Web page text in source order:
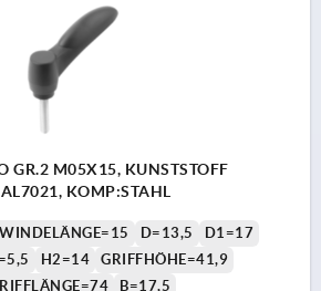
GR.2 M05X15, KUNSTSTOFF
KOMP:STAHL
D=13,5
D1=17
H2=14
GRIFFHÖHE=41,9
B=17,5